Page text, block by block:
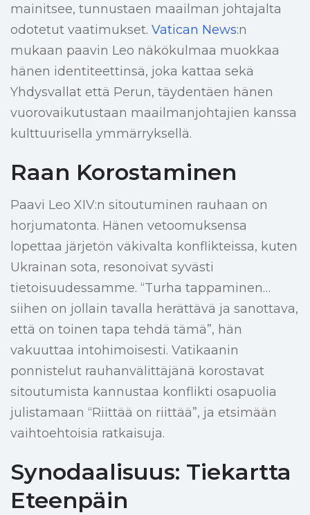
mainitsee, tunnustaen maailman johtajalta
odotetut vaatimukset. Vatican News:n
mukaan paavin Leo näkökulmaa muokkaa
hänen identiteettinsä, joka kattaa sekä
Yhdysvallat että Perun, täydentäen hänen
vuorovaikutustaan maailmanjohtajien kanssa
kulttuurisella ymmärryksellä.
Raan Korostaminen
Paavi Leo XIV:n sitoutuminen rauhaan on
horjumatonta. Hänen vetoomuksensa
lopettaa järjetön väkivalta konflikteissa, kuten
Ukrainan sota, resonoivat syvästi
tietoisuudessamme. “Turha tappaminen…
siihen on jollain tavalla herättävä ja sanottava,
että on toinen tapa tehdä tämä”, hän
vakuuttaa intohimoisesti. Vatikaanin
ponnistelut rauhanvälittäjänä korostavat
sitoutumista kannustaa konflikti osapuolia
julistamaan “Riittää on riittää”, ja etsimään
vaihtoehtoisia ratkaisuja.
Synodaalisuus: Tiekartta
Eteenpäin